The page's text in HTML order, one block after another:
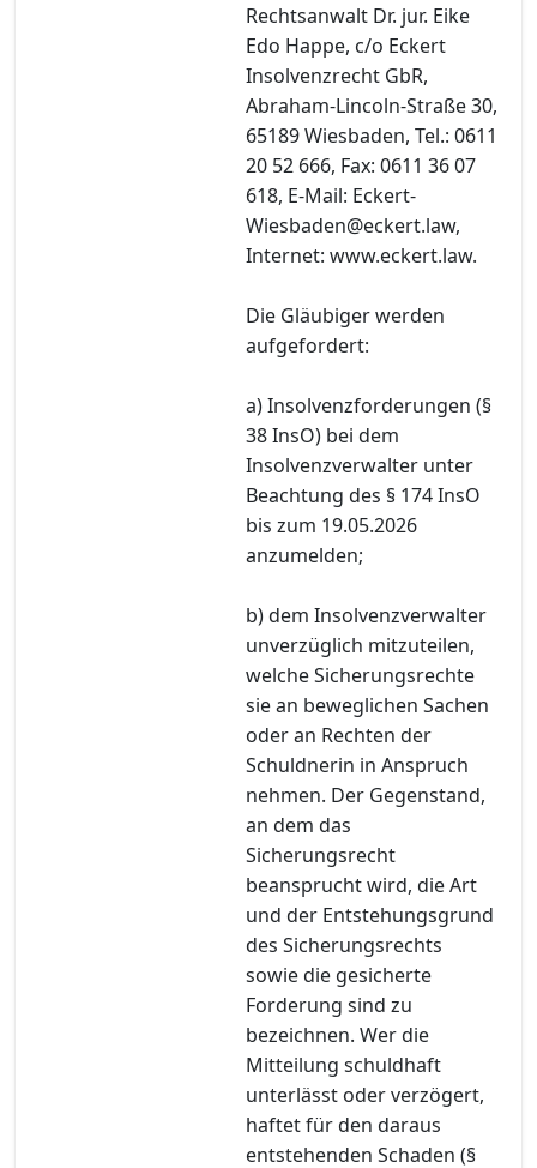
Rechtsanwalt Dr. jur. Eike
Edo Happe, c/o Eckert
Insolvenzrecht GbR,
Abraham-Lincoln-Straße 30,
65189 Wiesbaden, Tel.: 0611
20 52 666, Fax: 0611 36 07
618, E-Mail: Eckert-
Wiesbaden@eckert.law,
Internet: www.eckert.law.
Die Gläubiger werden
aufgefordert:
a) Insolvenzforderungen (§
38 InsO) bei dem
Insolvenzverwalter unter
Beachtung des § 174 InsO
bis zum 19.05.2026
anzumelden;
b) dem Insolvenzverwalter
unverzüglich mitzuteilen,
welche Sicherungsrechte
sie an beweglichen Sachen
oder an Rechten der
Schuldnerin in Anspruch
nehmen. Der Gegenstand,
an dem das
Sicherungsrecht
beansprucht wird, die Art
und der Entstehungsgrund
des Sicherungsrechts
sowie die gesicherte
Forderung sind zu
bezeichnen. Wer die
Mitteilung schuldhaft
unterlässt oder verzögert,
haftet für den daraus
entstehenden Schaden (§